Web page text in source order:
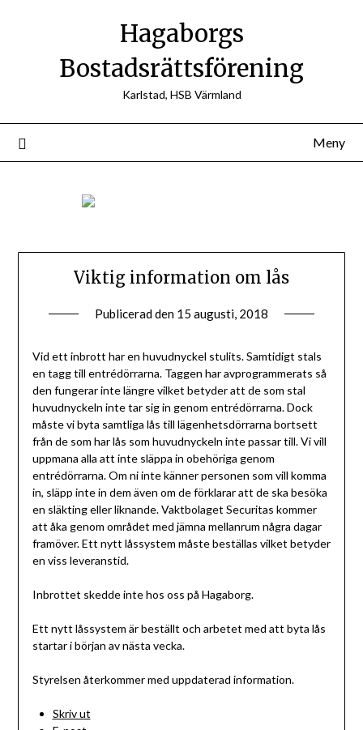
Hagaborgs
Bostadsrättsförening
Karlstad, HSB Värmland
Meny
Viktig information om lås
Publicerad den 15 augusti, 2018
BRF
Hagaborg
Vid ett inbrott har en huvudnyckel stulits. Samtidigt stals
en tagg till entrédörrarna. Taggen har avprogrammerats så
den fungerar inte längre vilket betyder att de som stal
huvudnyckeln inte tar sig in genom entrédörrarna. Dock
måste vi byta samtliga lås till lägenhetsdörrarna bortsett
från de som har lås som huvudnyckeln inte passar till. Vi vill
uppmana alla att inte släppa in obehöriga genom
entrédörrarna. Om ni inte känner personen som vill komma
in, släpp inte in dem även om de förklarar att de ska besöka
en släkting eller liknande. Vaktbolaget Securitas kommer
att åka genom området med jämna mellanrum några dagar
framöver. Ett nytt låssystem måste beställas vilket betyder
en viss leveranstid.
Inbrottet skedde inte hos oss på Hagaborg.
Ett nytt låssystem är beställt och arbetet med att byta lås
startar i början av nästa vecka.
Styrelsen återkommer med uppdaterad information.
Skriv ut